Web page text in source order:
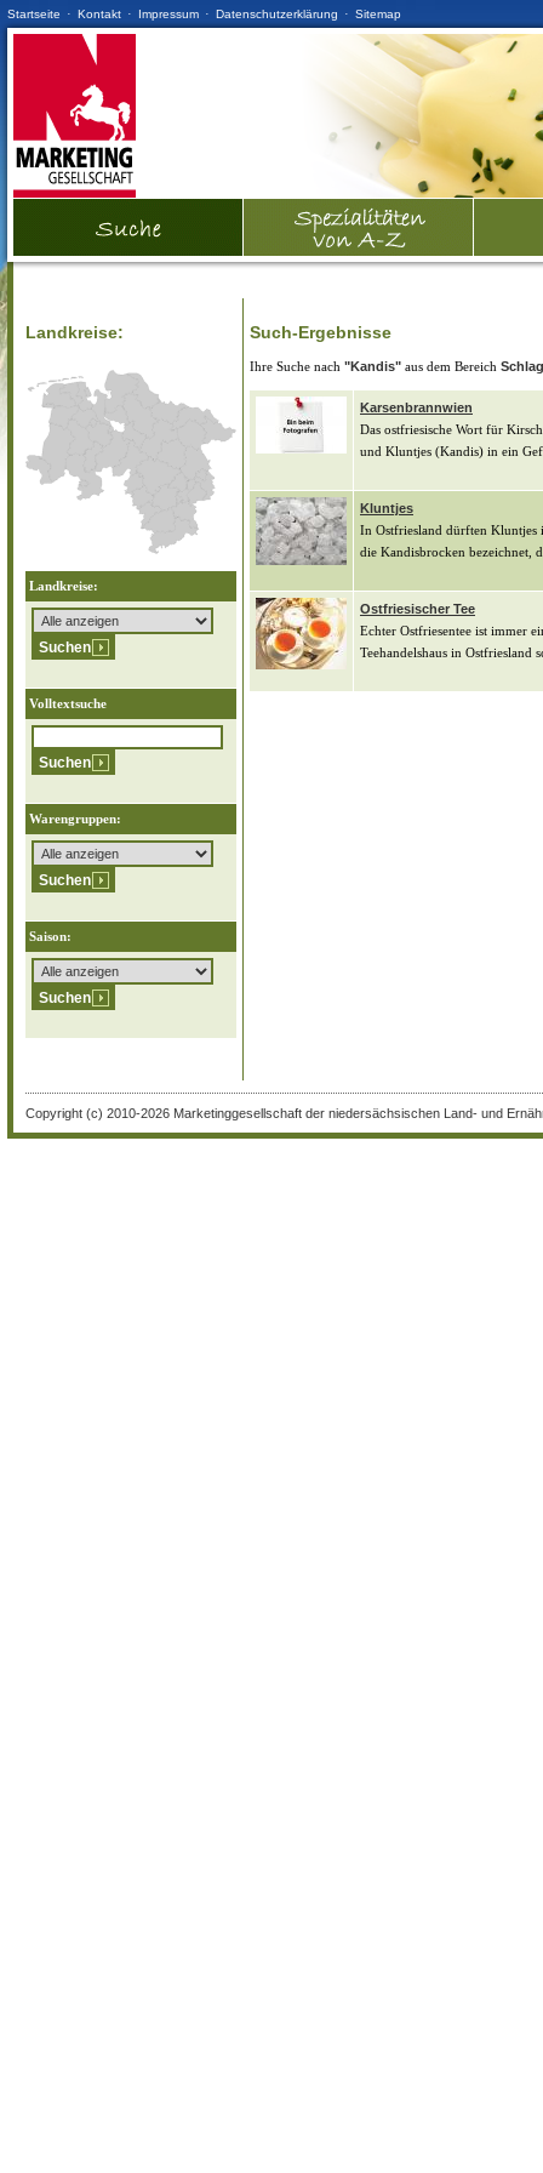
Startseite · Kontakt · Impressum · Datenschutzerklärung · Sitemap
Landkreise:
Landkreise:
Volltextsuche
Warengruppen:
Saison:
Such-Ergebnisse
Ihre Suche nach "Kandis" aus dem Bereich
Karsenbrannwien
Das ostfriesische Wort für
und Kluntjes (Kandis) in ein
Kluntjes
In Ostfriesland dürften Kluntjes
die Kandisbrocken bezeichnet,
Ostfriesischer Tee
Echter Ostfriesentee ist immer
Teehandelshaus in Ostfriesland
Copyright (c) 2010-2026 Marketinggesellschaft der niedersächsischen Land- und